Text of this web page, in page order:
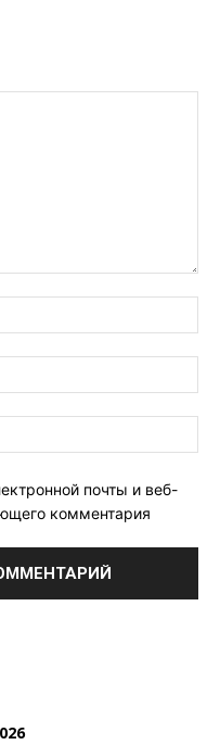
почты и веб-
комментария